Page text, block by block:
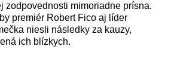
zodpovednosti mimoriadne prísna.
premiér Robert Fico aj líder
niesli následky za kauzy,
ich blízkych.